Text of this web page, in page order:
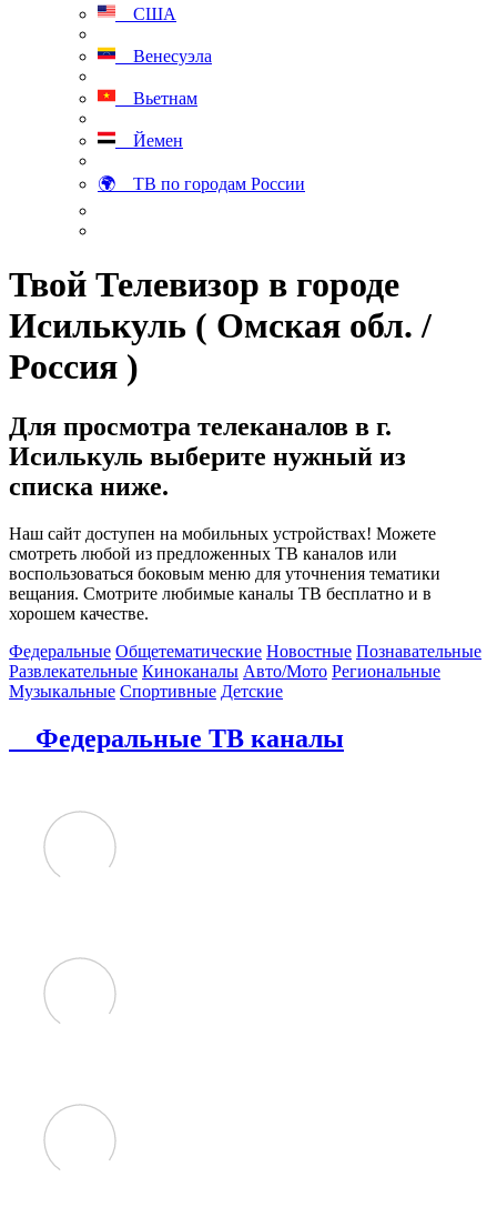
США
Венесуэла
Вьетнам
Йемен
🌍 ТВ по городам России
Твой Телевизор в городе
Исилькуль ( Омская обл. /
Россия )
Для просмотра телеканалов в г.
Исилькуль выберите нужный из
списка ниже.
Наш сайт доступен на мобильных устройствах! Можете
смотреть любой из предложенных ТВ каналов или
воспользоваться боковым меню для уточнения тематики
вещания. Смотрите любимые каналы ТВ бесплатно и в
хорошем качестве.
Федеральные Общетематические Новостные Познавательные
Развлекательные Киноканалы Авто/Мото Региональные
Музыкальные Спортивные Детские
Федеральные ТВ каналы